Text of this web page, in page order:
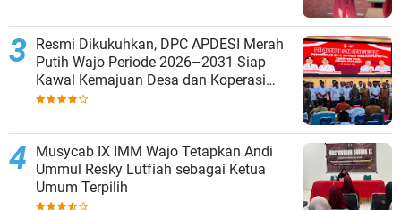
Resmi Dikukuhkan, DPC APDESI Merah
Putih Wajo Periode 2026–2031 Siap
Kawal Kemajuan Desa dan Koperasi
Merah Putih
Musycab IX IMM Wajo Tetapkan Andi
Ummul Resky Lutfiah sebagai Ketua
Umum Terpilih